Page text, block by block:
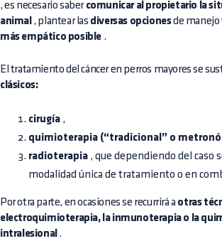
, es necesario saber comunicar al propietario la
animal , plantear las diversas opcionesde manejo
más empático posible .
El tratamiento del cáncer en perros mayores se
clásicos:
cirugía ,
quimioterapia (“tradicional” o
radioterapia , que dependiendo del caso
modalidad única de tratamiento o en
Por otra parte, en ocasiones se recurrirá a otras
electroquimioterapia, la inmunoterapia o la
intralesional .